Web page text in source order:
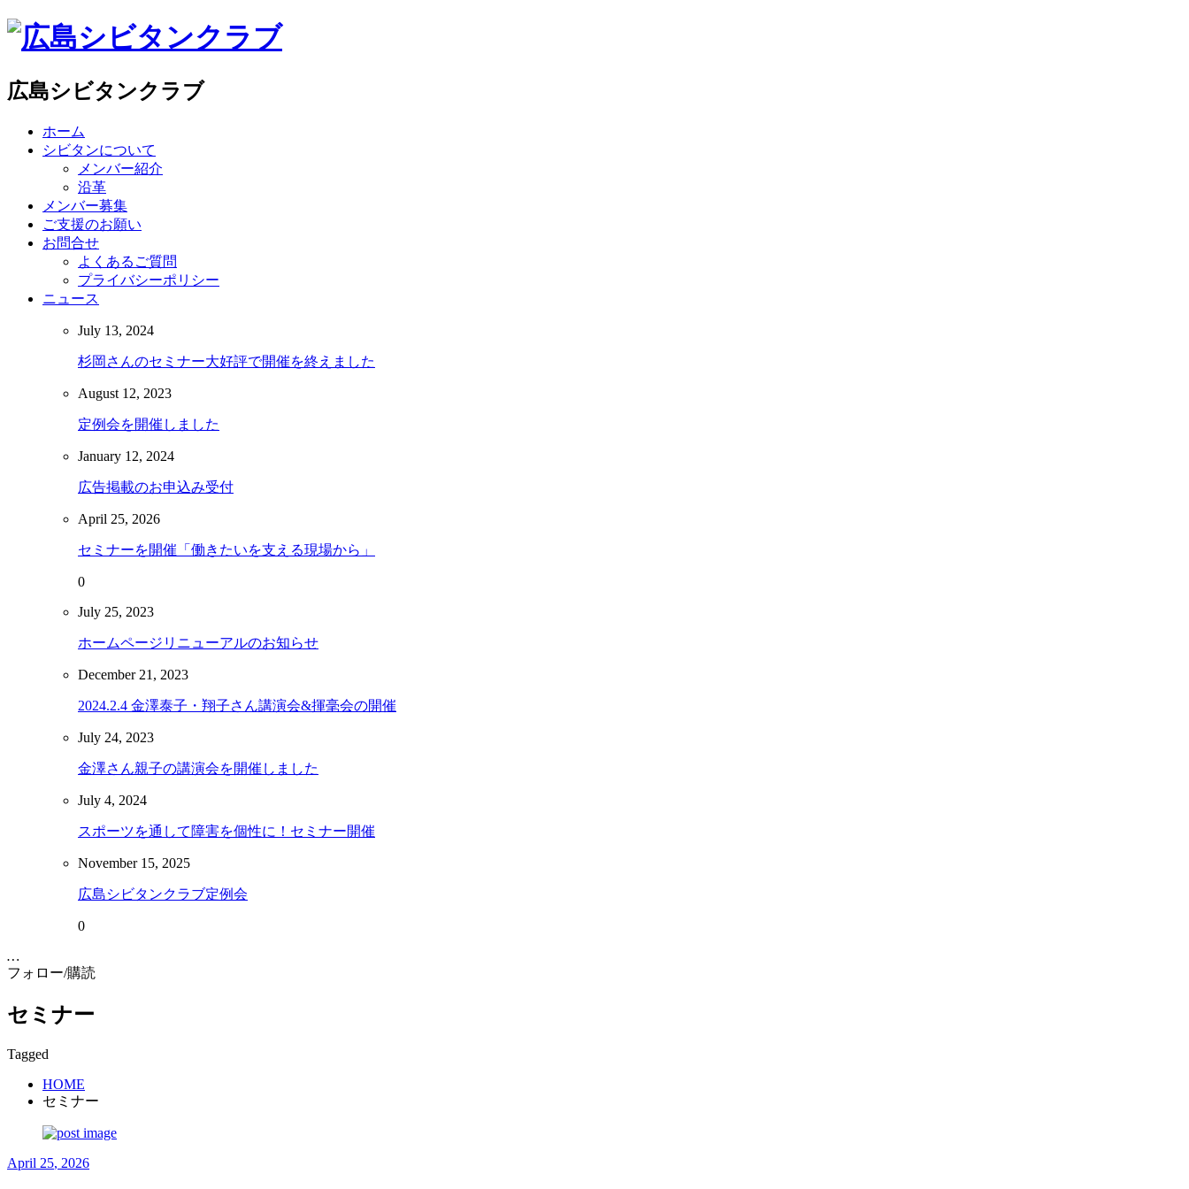
広島シビタンクラブ
ホーム
シビタンについて
メンバー紹介
沿革
メンバー募集
ご支援のお願い
お問合せ
よくあるご質問
プライバシーポリシー
ニュース
July 13, 2024
杉岡さんのセミナー大好評で開催を終えました
August 12, 2023
定例会を開催しました
January 12, 2024
広告掲載のお申込み受付
April 25, 2026
セミナーを開催「働きたいを支える現場から」
0
July 25, 2023
ホームページリニューアルのお知らせ
December 21 , 2023
2024.2.4 金澤泰子・翔子さん講演会&揮毫会の開催
July 24, 2023
金澤さん親子の講演会を開催しました
July 4, 2024
スポーツを通して障害を個性に！セミナー開催
November 15, 2025
広島シビタンクラブ定例会
0
…
フォロー/購読
セミナー
Tagged
HOME
セミナー
April 25, 2026